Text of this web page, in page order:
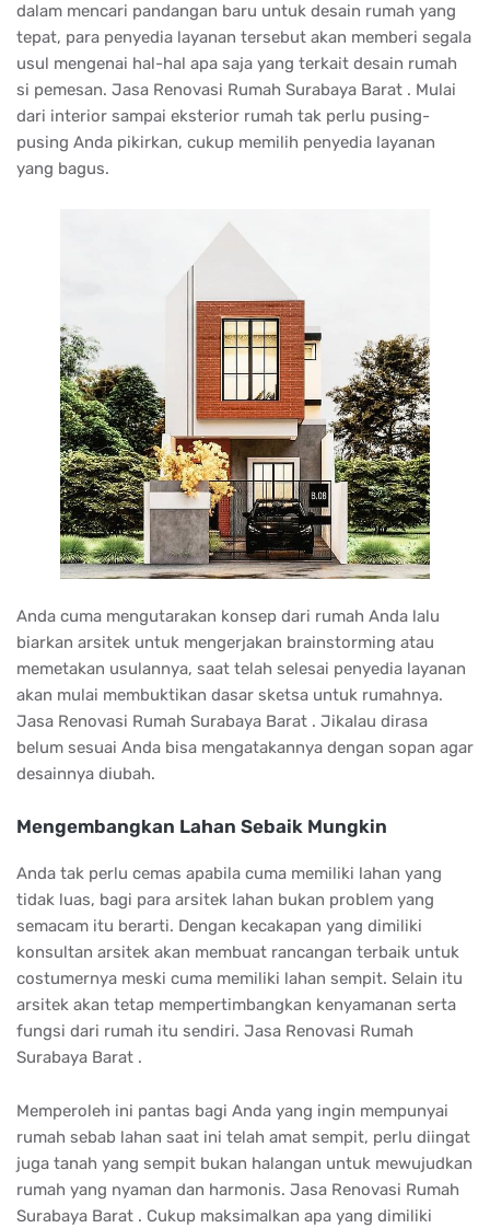
dalam mencari pandangan baru untuk desain rumah yang
tepat, para penyedia layanan tersebut akan memberi segala
usul mengenai hal-hal apa saja yang terkait desain rumah
si pemesan. Jasa Renovasi Rumah Surabaya Barat . Mulai
dari interior sampai eksterior rumah tak perlu pusing-
pusing Anda pikirkan, cukup memilih penyedia layanan
yang bagus.
Anda cuma mengutarakan konsep dari rumah Anda lalu
biarkan arsitek untuk mengerjakan brainstorming atau
memetakan usulannya, saat telah selesai penyedia layanan
akan mulai membuktikan dasar sketsa untuk rumahnya.
Jasa Renovasi Rumah Surabaya Barat . Jikalau dirasa
belum sesuai Anda bisa mengatakannya dengan sopan agar
desainnya diubah.
Mengembangkan Lahan Sebaik Mungkin
Anda tak perlu cemas apabila cuma memiliki lahan yang
tidak luas, bagi para arsitek lahan bukan problem yang
semacam itu berarti. Dengan kecakapan yang dimiliki
konsultan arsitek akan membuat rancangan terbaik untuk
costumernya meski cuma memiliki lahan sempit. Selain itu
arsitek akan tetap mempertimbangkan kenyamanan serta
fungsi dari rumah itu sendiri. Jasa Renovasi Rumah
Surabaya Barat .
Memperoleh ini pantas bagi Anda yang ingin mempunyai
rumah sebab lahan saat ini telah amat sempit, perlu diingat
juga tanah yang sempit bukan halangan untuk mewujudkan
rumah yang nyaman dan harmonis. Jasa Renovasi Rumah
Surabaya Barat . Cukup maksimalkan apa yang dimiliki